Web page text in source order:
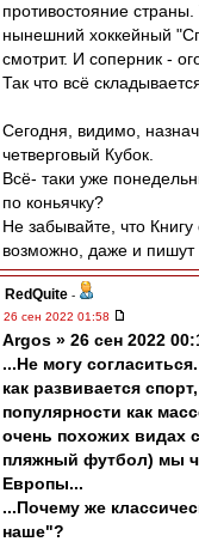
противостояние
нынешний хоккейный
смотрит. И соперник -
Так что всё
Сегодня, видимо,
четверговый Кубок.
Всё- таки уже
по коньячку?
Не забывайте, что
возможно, даже и пишут
RedQuite -
26 сен 2022 01:58
Argos » 26 сен 2022
...Не могу
как развивается
популярности как
очень похожих видах
пляжный футбол) мы
Европы...
...Почему же
наше"?